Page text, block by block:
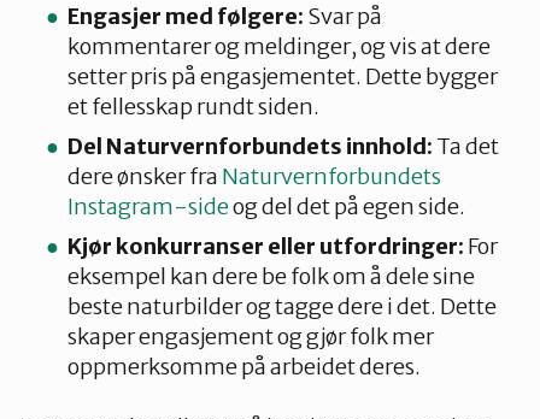
Engasjer med følgere: Svar på
kommentarer og meldinger, og vis at dere
setter pris på engasjementet. Dette bygger
et fellesskap rundt siden.
Del Naturvernforbundets innhold: Ta det
dere ønsker fra Naturvernforbundets
Instagram-sideog del det på egen side.
Kjør konkurranser eller utfordringer: For
eksempel kan dere be folk om å dele sine
beste naturbilder og tagge dere i det. Dette
skaper engasjement og gjør folk mer
oppmerksomme på arbeidet deres.